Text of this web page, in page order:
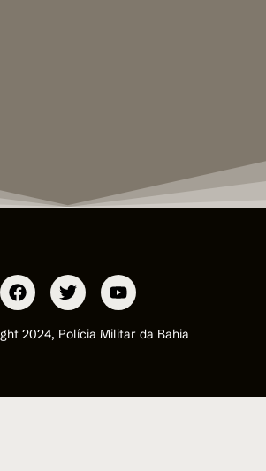
2024, Polícia Militar da Bahia